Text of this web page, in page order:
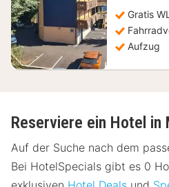
Gratis
Aufzug
Reserviere ein Hotel in
Auf der Suche nach dem
Bei HotelSpecials gibt es 0